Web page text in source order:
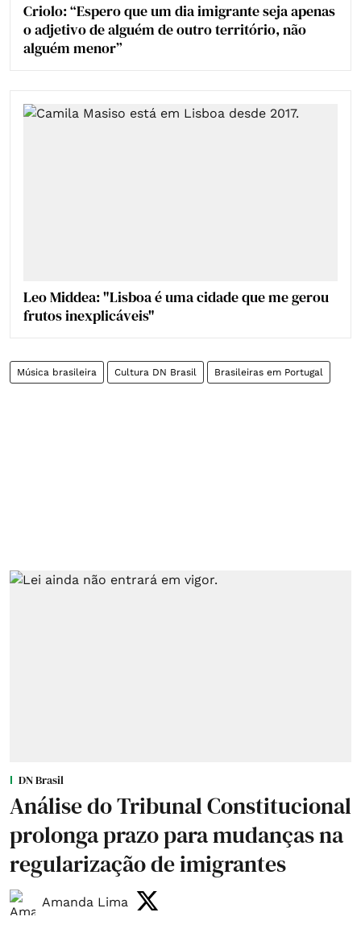
Criolo: “Espero que um dia imigrante seja apenas
o adjetivo de alguém de outro território, não
alguém menor”
Leo Middea: "Lisboa é uma cidade que me gerou
frutos inexplicáveis"
Música brasileira Cultura DN Brasil Brasileiras em Portugal
DN Brasil
Análise do Tribunal Constitucional
prolonga prazo para mudanças na
regularização de imigrantes
Amanda Lima